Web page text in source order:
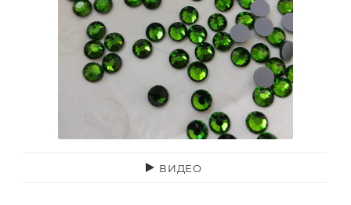
ВИДЕО